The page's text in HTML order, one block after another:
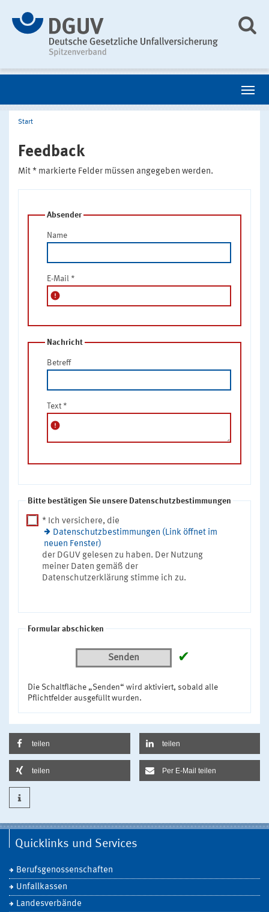
Start
Feedback
Mit * markierte Felder müssen angegeben werden.
Absender
Name
E-Mail *
error
Nachricht
Betreff
Text *
error
Bitte bestätigen Sie unsere Datenschutzbestimmungen
* Ich versichere, die
Datenschutzbestimmungen (Link öffnet im
neuen Fenster)
der DGUV gelesen zu haben. Der Nutzung
meiner Daten gemäß der
Datenschutzerklärung stimme ich zu.
Formular abschicken
Senden ✔
Die Schaltfläche „Senden“ wird aktiviert, sobald alle
Pflichtfelder ausgefüllt wurden.
teilen teilen
teilen Per E-Mail teilen
Quicklinks und Services
Berufsgenossenschaften
Unfallkassen
Landesverbände